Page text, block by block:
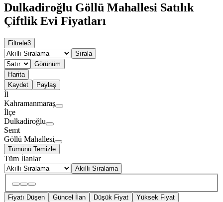
Dulkadiroğlu Göllü Mahallesi Satılık
Çiftlik Evi Fiyatları
Filtrele3
Sırala
Görünüm
Harita
Kaydet
Paylaş
İl
Kahramanmaraş
İlçe
Dulkadiroğlu
Semt
Göllü Mahallesi
Tümünü Temizle
Tüm İlanlar
Akıllı Sıralama
Fiyatı Düşen Güncel İlan Düşük Fiyat Yüksek Fiyat